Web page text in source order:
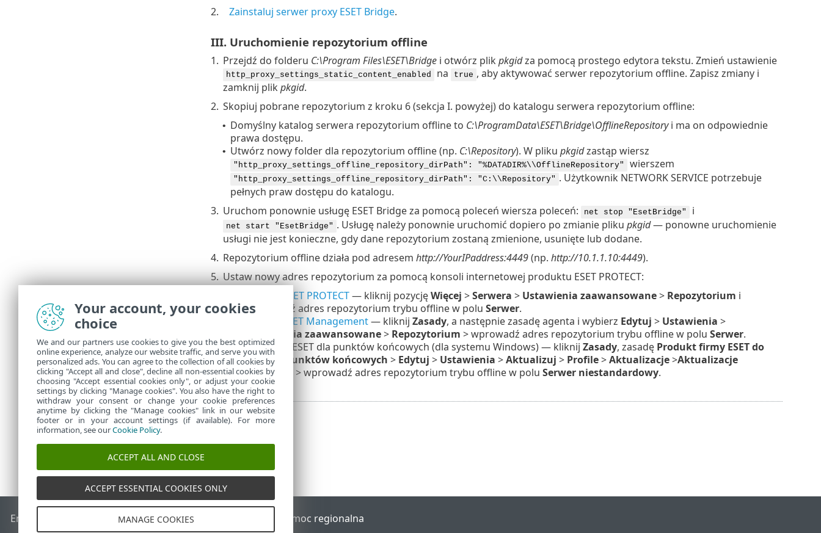
2.
Zainstaluj serwer proxy ESET Bridge.
III. Uruchomienie repozytorium offline
1. Przejdź do folderu C:\Program Files\ESET\Bridgei otwórz plik pkgidza pomocą prostego edytora tekstu. Zmień ustawienie
http_proxy_settings_static_content_enabled na true , aby aktywować serwer repozytorium offline. Zapisz zmiany i
zamknij plik pkgid.
2. Skopiuj pobrane repozytorium z kroku 6 (sekcja I. powyżej) do katalogu serwera repozytorium offline:
• Domyślny katalog serwera repozytorium offline to C:\ProgramData\ESET\Bridge\OfflineRepositoryi ma on odpowiednie
prawa dostępu.
• Utwórz nowy folder dla repozytorium offline (np. C:\Repository). W pliku pkgidzastąp wiersz
"http_proxy_settings_offline_repository_dirPath": "%DATADIR%\\OfflineRepository" wierszem
"http_proxy_settings_offline_repository_dirPath": "C:\\Repository" . Użytkownik NETWORK SERVICE potrzebuje
pełnych praw dostępu do katalogu.
3. Uruchom ponownie usługę ESET Bridge za pomocą poleceń wiersza poleceń: net stop "EsetBridge" i
net start "EsetBridge" . Usługę należy ponownie uruchomić dopiero po zmianie pliku pkgid— ponowne uruchomienie
usługi nie jest konieczne, gdy dane repozytorium zostaną zmienione, usunięte lub dodane.
4. Repozytorium offline działa pod adresem http://YourIPaddress:4449(np. http://10.1.1.10:4449).
5. Ustaw nowy adres repozytorium za pomocą konsoli internetowej produktu ESET PROTECT:
Serwer ESET PROTECT— kliknij pozycjęWięcej >Serwera > Ustawienia zaawansowane> Repozytorium i
wprowadź adres repozytorium trybu offline w polu Serwer.
Agenty ESET Management— kliknij Zasady, a następnie zasadę agenta i wybierz Edytuj > Ustawienia >
Ustawienia zaawansowane> Repozytorium > wprowadź adres repozytorium trybu offline w polu Serwer.
c. Produkty ESET dla punktów końcowych (dla systemu Windows) — kliknij Zasady, zasadę Produkt firmy ESET do
obsługi punktów końcowych > Edytuj > Ustawienia >Aktualizuj > Profile>Aktualizacje>Aktualizacje
modułów
> wprowadź adres repozytorium trybu offline w polu Serwer niestandardowy.
End of Life Baza wiedzy ESETForum ESET Pomoc regionalna
Your account, your cookies
choice
We and our partners use cookies to give you the best optimized
online experience, analyze our website traffic, and serve you with
personalized ads. You can agree to the collection of all cookies by
clicking "Accept all and close", decline all non-essential cookies by
choosing "Accept essential cookies only", or adjust your cookie
settings by clicking "Manage cookies". You also have the right to
withdraw your consent or change your cookie preferences
anytime by clicking the "Manage cookies" link in our website
footer or in your account settings (if available). For more
information, see ourCookie Policy.
ACCEPT ALL AND CLOSE
ACCEPT ESSENTIAL COOKIES ONLY
MANAGE COOKIES